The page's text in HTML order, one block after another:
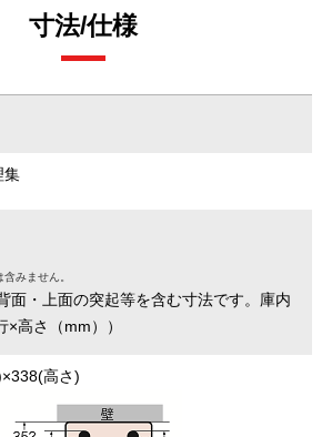
寸法/仕様
集
みません。
面・上面の突起等を含む寸法です。 庫内
高さ（mm））
高さ)